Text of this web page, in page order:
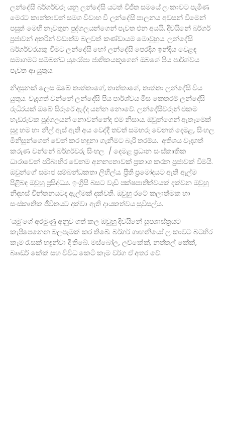
ලන්දේසි බර්ගර්වරු යනු ලන්දේසි යටත් විජිත සමයේ ලංකාවට පැමිණ
මෙරට කාන්තාවන් සමග විවාහ වී ලන්දේසි පාලනය අවසන් වීමෙන්
පසුත් මෙහි නැවතුන පුද්ගලයන්ගෙන් පැවත එන අයයි. දිවයිනේ බර්ගර්
ප්‍රජාවන් අතරින් වඩාත්ම බලවත් කණ්ඩායම මොවුහුය. ලන්දේසි
බර්ගර්වරයකු වීමට ලන්දේසි හෝ ලන්දේසි පෙරදිග ඉන්දීය වෙළඳ
සමාගමට සම්බන්ධ යුරෝපා ජාතිකයකුගෙන් ඔබගේ පිය පාර්ශ්වය
පැවත ආ යුතුය.
නිදසුනක් ලෙස ඔබේ තාත්තාගේ, තාත්තාගේ, තාත්තා ලන්දේසි විය
යුතුය. වැදගත් වන්නේ ලන්දේසි පිය පාර්ශ්වය මිස කෙතරම් ලන්දේසි
රුධිරයක් ඔබේ සිරුරේ ඇද්ද යන්න නොවේ. ලන්දේසිවරුන් එකම
හැඩරුවක පුද්ගලයන් නොවන්නේද එම නිසාය. ඔවුන්ගෙන් ඇතැමෙක්
සුදු හම හා නිල් ඇස් ඇති අය වෙද්දී තවත් සමහරු වෙනත් දෙමළ, සිංහල
මිනිසුන්ගෙන් වෙන් කර හඳුනා ගැනීමට බැරි තරම්ය. අතිශය වැදගත්
කරුණ වන්නේ බර්ගර්වරු සිංහල / දෙමළ ප්‍රධාන සංස්කෘතික
ධාරාවෙන් පරිබාහිර වෙනම අනන්‍යතාවක් ප්‍රකාශ කරන ප්‍රජාවක් වීමයි.
ඔවුන්ගේ සමාජ සම්බන්ධකතා ලිහිල්ය. ප්‍රීති ප්‍රමෝදයට ඇති ඇල්ම
පිළිබඳ ඔවුහු ප්‍රසිද්ධය. ඉංග්‍රීසි බසට වැඩි පක්ෂපාතිත්වයක් දක්වන ඔවුහු
නිදහස් චින්තනයටද ඇල්මක් දක්වති. ඔවුහු රටේ කලාත්මක හා
සංස්කෘතික ජීවිතයට දක්වා ඇති දායකත්වය සුවිසල්ය.
‘යමු’ගේ අරමුණු අනුව ගත් කල ඔවුහු දිවයිනේ සූපශාස්ත්‍රයට
කැපීපෙනෙන බලපෑමක් කර තිබේ. බර්ගර් ගෘහනියෝ ලංකාවට බටහිර
කෑම රැසක් හඳුන්වා දී තිබේ. මස්බෝල, ලව්කේක්, නත්තල් කේක්,
බෲඩර් කේක් සහ විවිධ කෙටි කෑම වර්ග ඒ අතර වේ.